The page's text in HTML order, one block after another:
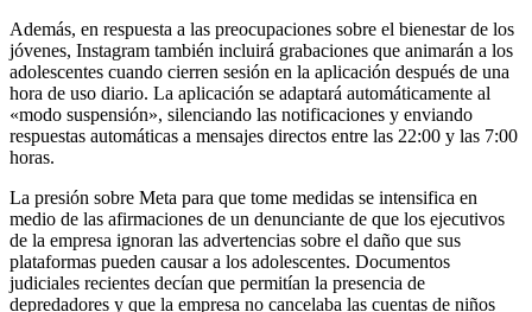
Además, en respuesta a las preocupaciones sobre el bienestar de los
jóvenes, Instagram también incluirá grabaciones que animarán a los
adolescentes cuando cierren sesión en la aplicación después de una
hora de uso diario. La aplicación se adaptará automáticamente al
«modo suspensión», silenciando las notificaciones y enviando
respuestas automáticas a mensajes directos entre las 22:00 y las 7:00
horas.
La presión sobre Meta para que tome medidas se intensifica en
medio de las afirmaciones de un denunciante de que los ejecutivos
de la empresa ignoran las advertencias sobre el daño que sus
plataformas pueden causar a los adolescentes. Documentos
judiciales recientes decían que permitían la presencia de
depredadores y que la empresa no cancelaba las cuentas de niños